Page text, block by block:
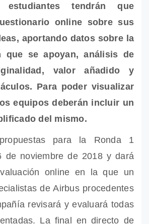
tendrán que
online sobre sus
aportando datos sobre la
que se apoyan, análisis de
valor añadido y
Para poder visualizar
equipos deberán incluir un
del mismo.
para la Ronda 1
de noviembre de 2018 y dará
online en la que un
de Airbus procedentes
revisará y evaluará todas
La final en directo de